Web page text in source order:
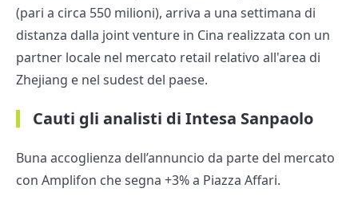
(pari a circa 550 milioni), arriva a una settimana di
distanza dalla joint venture in Cina realizzata con un
partner locale nel mercato retail relativo all'area di
Zhejiang e nel sudest del paese.
Cauti gli analisti di Intesa Sanpaolo
Buna accoglienza dell’annuncio da parte del mercato
con Amplifon che segna +3% a Piazza Affari.